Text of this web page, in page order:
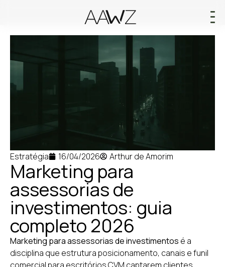
Estratégia 16/04/2026 Arthur de Amorim
Marketing para
assessorias de
investimentos: guia
completo 2026
Marketing para assessorias de investimentos é a
disciplina que estrutura posicionamento, canais e funil